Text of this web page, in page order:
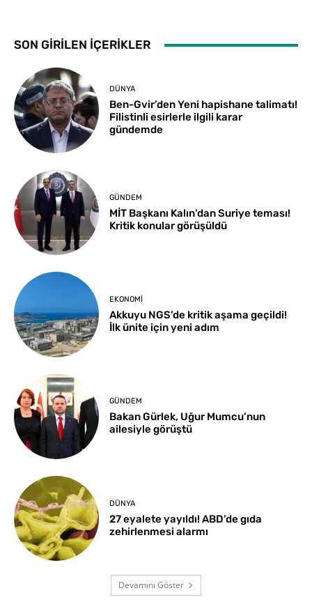
SON GİRİLEN İÇERİKLER
DÜNYA
Ben-Gvir’den Yeni hapishane talimatı!
Filistinli esirlerle ilgili karar
gündemde
GÜNDEM
MİT Başkanı Kalın’dan Suriye teması!
Kritik konular görüşüldü
EKONOMI
Akkuyu NGS’de kritik aşama geçildi!
İlk ünite için yeni adım
GÜNDEM
Bakan Gürlek, Uğur Mumcu’nun
ailesiyle görüştü
DÜNYA
27 eyalete yayıldı! ABD’de gıda
zehirlenmesi alarmı
Devamını Göster